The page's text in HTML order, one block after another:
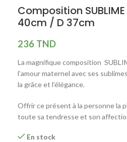
Composition
40cm / D 37cm
236 TND
La magnifique composition
l’amour maternel avec ses
la grâce et l’élégance.
Offrir ce présent à la personne la
toute sa tendresse et son
En stock